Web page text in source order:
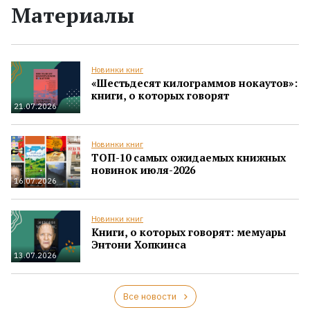
Материалы
21.07.2026
Новинки книг
«Шестьдесят килограммов нокаутов»:
книги, о которых говорят
16.07.2026
Новинки книг
ТОП-10 самых ожидаемых книжных
новинок июля-2026
13.07.2026
Новинки книг
Книги, о которых говорят: мемуары
Энтони Хопкинса
Все новости